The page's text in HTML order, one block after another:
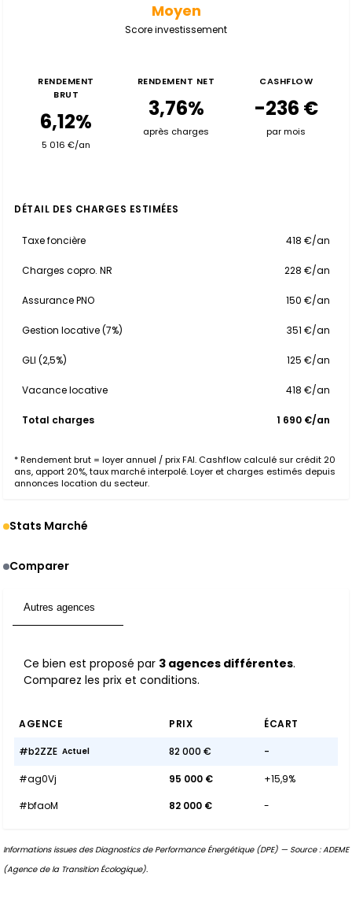
Moyen
Score investissement
RENDEMENT
BRUT
6,12%
5 016 €/an
RENDEMENT NET
3,76%
après charges
CASHFLOW
-236 €
par mois
DÉTAIL DES CHARGES ESTIMÉES
Taxe foncière 418 €/an
Charges copro. NR 228 €/an
Assurance PNO 150 €/an
Gestion locative (7%) 351 €/an
GLI (2,5%) 125 €/an
Vacance locative 418 €/an
Total charges 1 690 €/an
* Rendement brut = loyer annuel / prix FAI. Cashflow calculé sur crédit 20
ans, apport 20%, taux marché interpolé. Loyer et charges estimés depuis
annonces location du secteur.
Stats Marché
Comparer
Autres agences
Ce bien est proposé par 3 agences différentes.
Comparez les prix et conditions.
AGENCE PRIX ÉCART
#b2ZZE Actuel 82 000 € -
#ag0Vj 95 000 €
+15,9%
#bfaoM
82 000 € -
Informations issues des Diagnostics de Performance Énergétique (DPE) — Source : ADEME
(Agence de la Transition Écologique).